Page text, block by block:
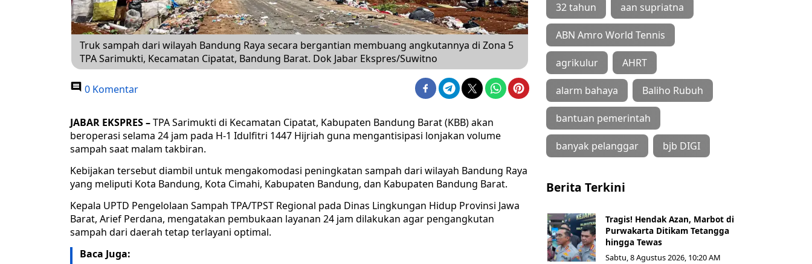
Truk sampah dari wilayah Bandung Raya secara bergantian membuang angkutannya di Zona 5
TPA Sarimukti, Kecamatan Cipatat, Bandung Barat. Dok Jabar Ekspres/Suwitno
0 Komentar
JABAR EKSPRES –TPA Sarimukti di Kecamatan Cipatat, Kabupaten Bandung Barat (KBB) akan
beroperasi selama 24 jam pada H-1 Idulfitri 1447 Hijriah guna mengantisipasi lonjakan volume
sampah saat malam takbiran.
Kebijakan tersebut diambil untuk mengakomodasi peningkatan sampah dari wilayah Bandung Raya
yang meliputi Kota Bandung, Kota Cimahi, Kabupaten Bandung, dan Kabupaten Bandung Barat.
Kepala UPTD Pengelolaan Sampah TPA/TPST Regional pada Dinas Lingkungan Hidup Provinsi Jawa
Barat, Arief Perdana, mengatakan pembukaan layanan 24 jam dilakukan agar pengangkutan
sampah dari daerah tetap terlayani optimal.
Baca Juga:
32 tahun aan supriatna
ABN Amro World Tennis
agrikulur AHRT
alarm bahaya Baliho Rubuh
bantuan pemerintah
banyak pelanggar bjb DIGI
Berita Terkini
Tragis! Hendak Azan, Marbot di
Purwakarta Ditikam Tetangga
hingga Tewas
Sabtu, 8 Agustus 2026, 10:20 AM